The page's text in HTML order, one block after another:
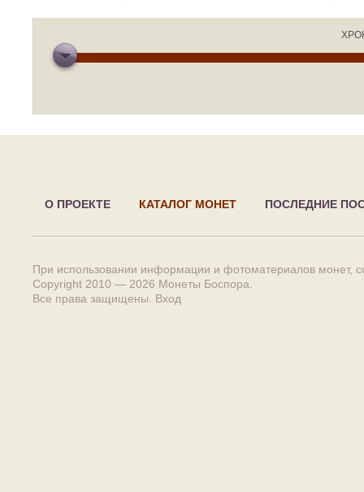
О ПРОЕКТЕ КАТАЛОГ МОНЕТ ПОСЛЕДНИЕ
При использовании информации и фотоматериалов монет,
Copyright 2010 — 2026 Монеты Боспора
Все права защищены. Вход